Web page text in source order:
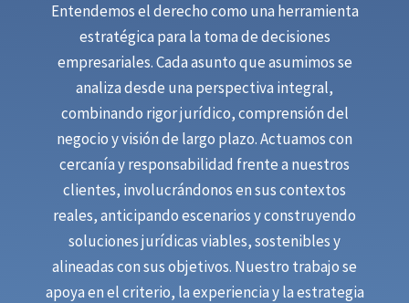
Entendemos el derecho como una herramienta
estratégica para la toma de decisiones
empresariales. Cada asunto que asumimos se
analiza desde una perspectiva integral,
combinando rigor jurídico, comprensión del
negocio y visión de largo plazo. Actuamos con
cercanía y responsabilidad frente a nuestros
clientes, involucrándonos en sus contextos
reales, anticipando escenarios y construyendo
soluciones jurídicas viables, sostenibles y
alineadas con sus objetivos. Nuestro trabajo se
apoya en el criterio, la experiencia y la estrategia